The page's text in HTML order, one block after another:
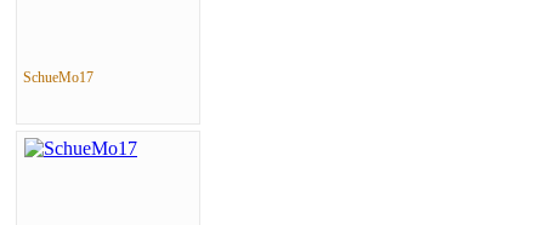
SchueMo17